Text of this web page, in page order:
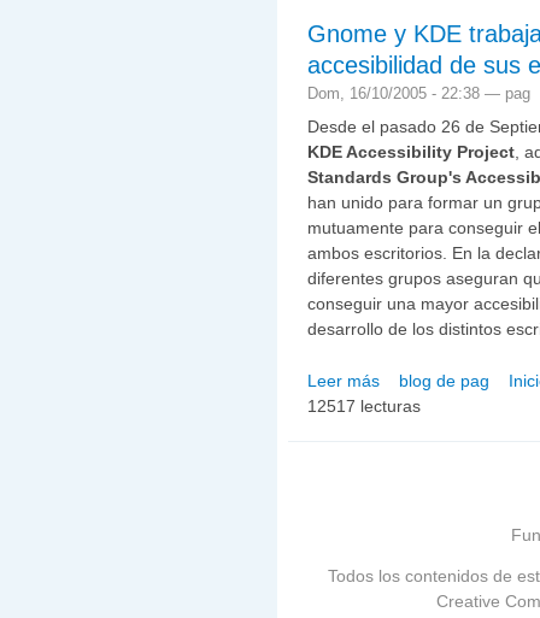
Gnome y KDE
accesibilidad de sus
Dom, 16/10/2005 - 22:38 — pag
Desde el pasado 26 de
KDE Accessibility Project ,
Standards Group's
han unido para formar un
mutuamente para conseguir
ambos escritorios. En la
diferentes grupos aseguran
conseguir una mayor
desarrollo de los distintos
Leer más sobre Gnome y KDE
escritorios.
blog de pag
12517 lecturas
Todos los contenidos de
Creative